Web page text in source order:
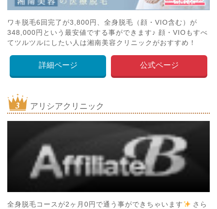
ワキ脱毛6回完了が3,800円、全身脱毛（顔・VIO含む）が
348,000円という最安値でする事ができます♪ 顔・VIOもすべ
てツルツルにしたい人は湘南美容クリニックがおすすめ！
詳細ページ 公式ページ
アリシアクリニック
全身脱毛コースが2ヶ月0円で通う事ができちゃいます
さら